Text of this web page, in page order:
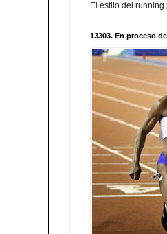
El estilo del
13303. En proceso